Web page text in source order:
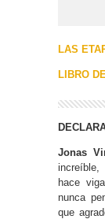
LAS
LIBRO
Jonas
increíble,
hace
nunca
que